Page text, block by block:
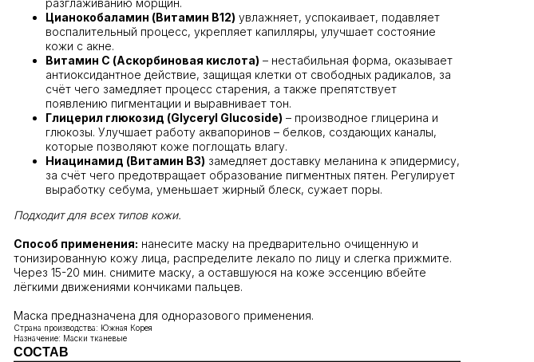
разглаживанию морщин.
Цианокобаламин (Витамин B12) увлажняет, успокаивает, подавляет
воспалительный процесс, укрепляет капилляры, улучшает состояние
кожи с акне.
Витамин C (Аскорбиновая кислота) – нестабильная форма, оказывает
антиоксидантное действие, защищая клетки от свободных радикалов, за
счёт чего замедляет процесс старения, а также препятствует
появлению пигментации и выравнивает тон.
Глицерил глюкозид (Glyceryl Glucoside) – производное глицерина и
глюкозы. Улучшает работу аквапоринов – белков, создающих каналы,
которые позволяют коже поглощать влагу.
Ниацинамид (Витамин B3) замедляет доставку меланина к эпидермису,
за счёт чего предотвращает образование пигментных пятен. Регулирует
выработку себума, уменьшает жирный блеск, сужает поры.
Подходит для всех типов кожи.
Способ применения: нанесите маску на предварительно очищенную и
тонизированную кожу лица, распределите лекало по лицу и слегка прижмите.
Через 15-20 мин. снимите маску, а оставшуюся на коже эссенцию вбейте
лёгкими движениями кончиками пальцев.
Маска предназначена для одноразового применения.
Страна производства: Южная Корея
Назначение: Маски тканевые
СОСТАВ